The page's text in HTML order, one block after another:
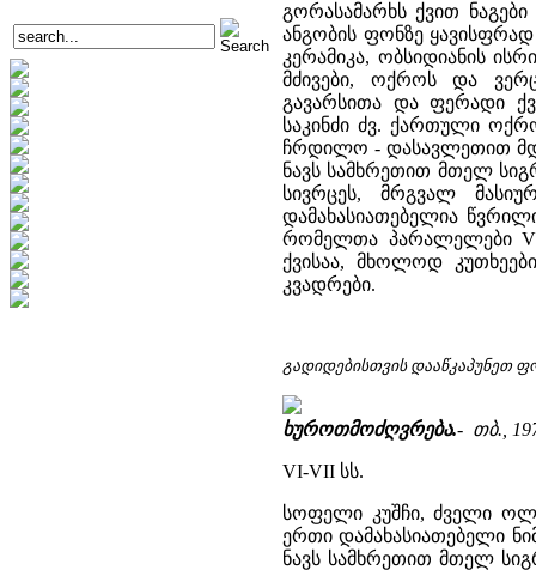
გორასამარხს ქვით
ანგობის ფონზე
კერამიკა, ობსიდიანის
მძივები, ოქროს და
გავარსითა და ფერადი
საკინძი ძვ. ქართული
ჩრდილო - დასავლეთით
ნავს სამხრეთით მთელ
სივრცეს, მრგვალ
დამახასიათებელია
რომელთა პარალელები
ქვისაა, მხოლოდ
კვადრები.
გადიდებისთვის დააწკაპუნეთ
ხუროთმოძღვრება.- თბ.,
VI-VII სს.
სოფელი კუშჩი, ძველი
ერთი დამახასიათებელი
ნავს სამხრეთით მთელ